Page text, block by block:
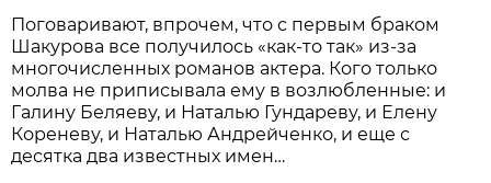
Поговаривают, впрочем, что с первым браком
Шакурова все получилось «как-то так» из-за
многочисленных романов актера. Кого только
молва не приписывала ему в возлюбленные: и
Галину Беляеву, и Наталью Гундареву, и Елену
Кореневу, и Наталью Андрейченко, и еще с
десятка два известных имен…